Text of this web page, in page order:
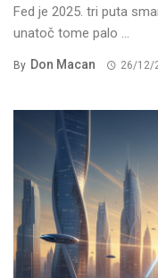
Fed je 2025. tri puta
unatoč tome palo ...
By Don Macan 26/12/